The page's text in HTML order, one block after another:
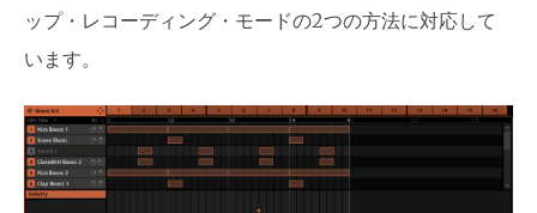
ップ・レコーディング・モードの2つの方法に対応して
います。